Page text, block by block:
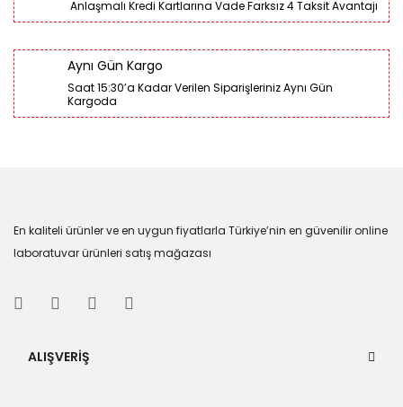
Anlaşmalı Kredi Kartlarına Vade Farksız 4 Taksit Avantajı
Aynı Gün Kargo
Saat 15:30’a Kadar Verilen Siparişleriniz Aynı Gün
Kargoda
En kaliteli ürünler ve en uygun fiyatlarla Türkiye’nin en güvenilir online
laboratuvar ürünleri satış mağazası
ALIŞVERİŞ